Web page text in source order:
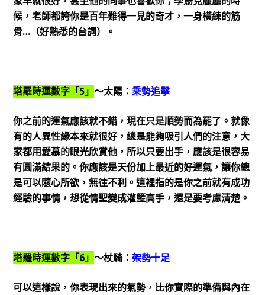
候，老師都誇你是百年難得一見的奇才，一身橫練的筋
骨…（好熟悉的台詞）。
塔羅時運數字「5」 ～太陽： 乘勢追擊
你之前的運氣應該就不錯，現在只是順勢而為罷了。就像
有的人異性緣本來就很好，總是能夠吸引人們的注意，大
家都用愛慕的眼光欣賞他，所以只要出手，應該是很容易
有圓滿結果的。你應該是天份加上最近的好運氣，讓你總
是可以隨心所欲，無往不利。這裡指的是你之前就有成功
經驗的事情，想從情聖變成灌籃高手，還是要考慮清楚。
塔羅時運數字「6」 ～杖騎： 架勢十足
可以這樣說，你表現出來的氣勢，比你實際的準備與內在